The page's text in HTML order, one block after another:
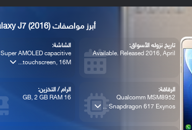
أبرز مواصفات Samsung Galaxy J7 (2016)
تاريخ نزوله الأسواق:
Available. Released 2016, April
الشاشة:
Super AMOLED capacitive
touchscreen, 16M...
الرقاقة:
Qualcomm MSM8952
Snapdragon 617 Exynos ...
الرام / التخزين:
16 GB, 2 GB RAM